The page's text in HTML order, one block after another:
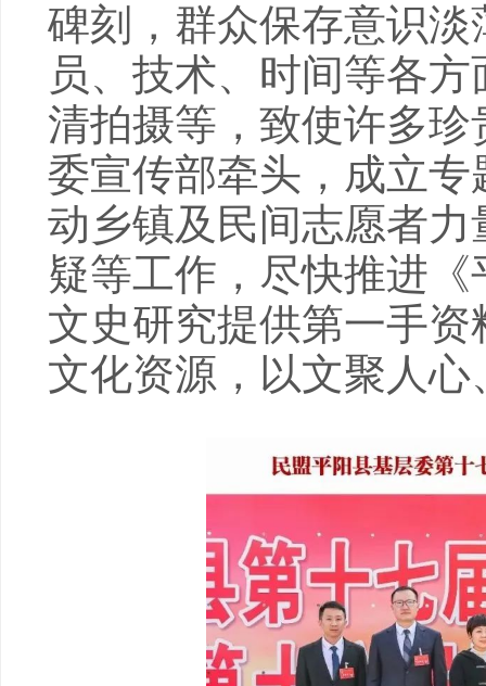
碑刻，群众保存意识
员、技术、时间等各
清拍摄等，致使许多
委宣传部牵头，成立
动乡镇及民间志愿者
疑等工作，尽快推进
文史研究提供第一手
文化资源，以文聚人